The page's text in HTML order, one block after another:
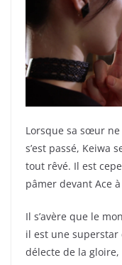
Lorsque sa sœur
s’est passé, Keiwa
tout rêvé. Il est
pâmer devant Ace
Il s’avère que le
il est une superstar
délecte de la